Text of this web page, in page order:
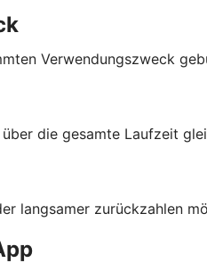
Verwendungszweck
die gesamte Laufzeit
langsamer zurückzahlen